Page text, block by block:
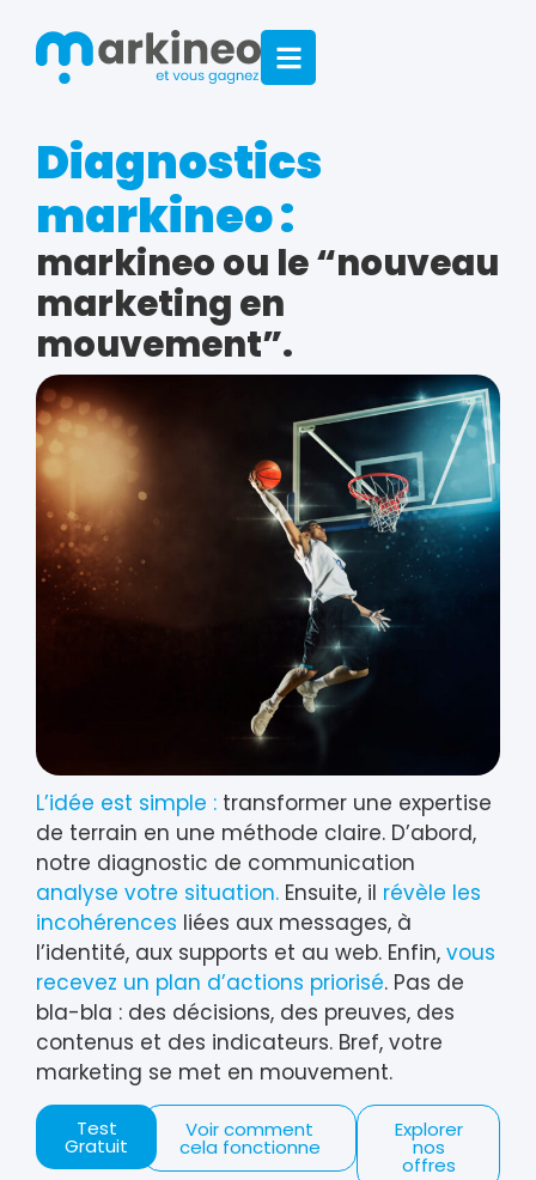
Diagnostics
markineo :
markineo ou le “nouveau
marketing en
mouvement”.
L’idée est simple : transformer une expertise
de terrain en une méthode claire. D’abord,
notre diagnostic de communication
analyse votre situation. Ensuite, il révèle les
incohérences liées aux messages, à
l’identité, aux supports et au web. Enfin, vous
recevez un plan d’actions priorisé. Pas de
bla-bla : des décisions, des preuves, des
contenus et des indicateurs. Bref, votre
marketing se met en mouvement.
Test
Gratuit
Voir comment
cela fonctionne
Explorer
nos
offres